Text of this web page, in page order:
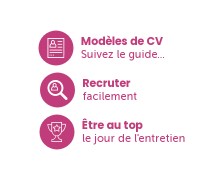
Modèles de CV
Suivez le guide...
Recruter
facilement
Être au top
le jour de l'entretien